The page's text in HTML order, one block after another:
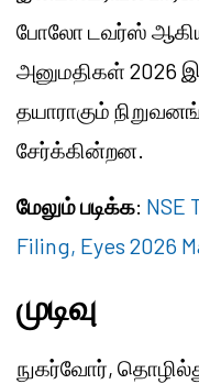
போலோ டவர்ஸ்
அனுமதிகள்
தயாராகும்
சேர்க்கின்றன.
மேலும் படிக்க: NSE
Filing, Eyes 2026
முடிவு
நுகர்வோர்,